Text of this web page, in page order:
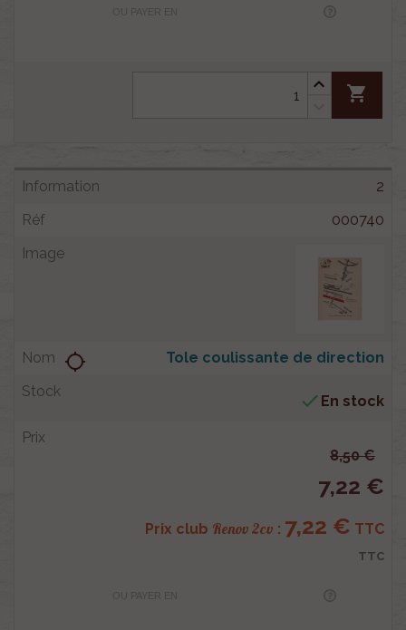
OU PAYER EN
shopping_cart
2
000740
Tole coulissante de direction
location_searching
 En stock
8,50 €
7,22 €
Prix club Renov 2cv : 7,22 € TTC
TTC
OU PAYER EN